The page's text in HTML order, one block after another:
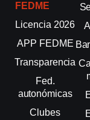
FEDME
Licencia 2026
APP FEDME
Transparencia
Fed.
autonómicas
Clubes